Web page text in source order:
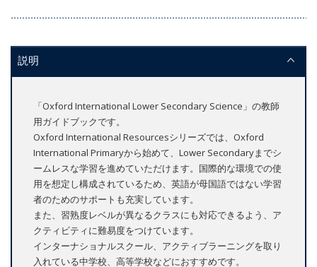
説明
「Oxford International Lower Secondary Science」の教師
用ガイドブックです。
Oxford International Resourcesシリーズでは、Oxford
International Primaryから始めて、Lower Secondaryまでシ
ームレスな学習を進めていただけます。国際的な環境での使
用を想定し構成されているため、英語が母国語ではない学習
者のためのサポートも充実しています。
また、習熟度レベルが異なるクラスにも対応できるよう、ア
クティビティに難易度をつけています。
インターナショナルスクール、アクティブラーニングを取り
入れている中学校、高等学校などにおすすめです。